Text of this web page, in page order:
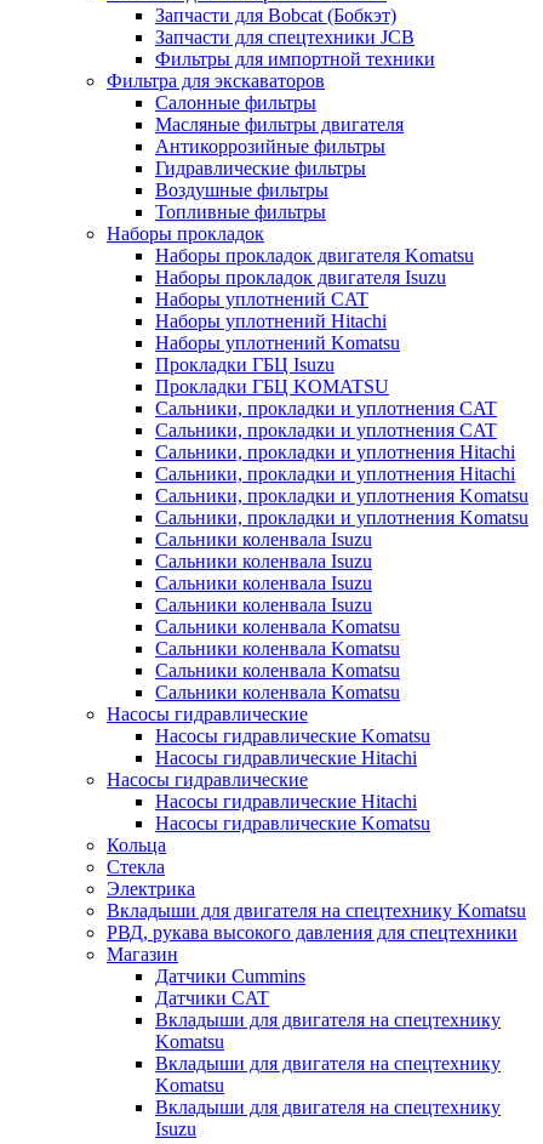
Запчасти для Bobcat (Бобкэт)
Запчасти для спецтехники JCB
Фильтры для импортной техники
Фильтра для экскаваторов
Салонные фильтры
Масляные фильтры двигателя
Антикоррозийные фильтры
Гидравлические фильтры
Воздушные фильтры
Топливные фильтры
Наборы прокладок
Наборы прокладок двигателя Komatsu
Наборы прокладок двигателя Isuzu
Наборы уплотнений CAT
Наборы уплотнений Hitachi
Наборы уплотнений Komatsu
Прокладки ГБЦ Isuzu
Прокладки ГБЦ KOMATSU
Сальники, прокладки и уплотнения CAT
Сальники, прокладки и уплотнения CAT
Сальники, прокладки и уплотнения Hitachi
Сальники, прокладки и уплотнения Hitachi
Сальники, прокладки и уплотнения Komatsu
Сальники, прокладки и уплотнения Komatsu
Сальники коленвала Isuzu
Сальники коленвала Isuzu
Сальники коленвала Isuzu
Сальники коленвала Isuzu
Сальники коленвала Komatsu
Сальники коленвала Komatsu
Сальники коленвала Komatsu
Сальники коленвала Komatsu
Насосы гидравлические
Насосы гидравлические Komatsu
Насосы гидравлические Hitachi
Насосы гидравлические
Насосы гидравлические Hitachi
Насосы гидравлические Komatsu
Кольца
Стекла
Электрика
Вкладыши для двигателя на спецтехнику Komatsu
РВД, рукава высокого давления для спецтехники
Магазин
Датчики Cummins
Датчики CAT
Вкладыши для двигателя на спецтехнику
Komatsu
Вкладыши для двигателя на спецтехнику
Komatsu
Вкладыши для двигателя на спецтехнику
Isuzu